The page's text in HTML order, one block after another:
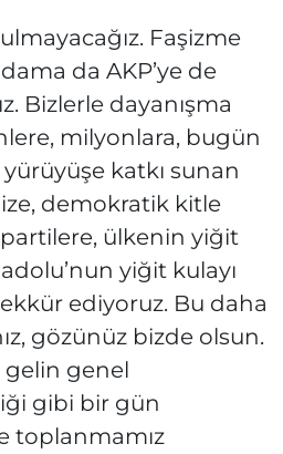
Faşizme
da AKP’ye de
Bizlerle dayanışma
milyonlara, bugün
katkı sunan
demokratik kitle
ülkenin yiğit
yiğit kulayı
ediyoruz. Bu daha
gözünüz bizde olsun.
gelin genel
gibi bir gün
toplanmamız